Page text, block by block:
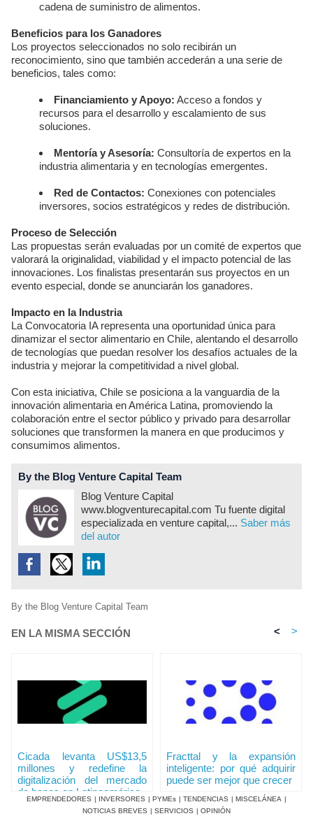
cadena de suministro de alimentos.
Beneficios para los Ganadores
Los proyectos seleccionados no solo recibirán un
reconocimiento, sino que también accederán a una serie de
beneficios, tales como:
Financiamiento y Apoyo: Acceso a fondos y
recursos para el desarrollo y escalamiento de sus
soluciones.
Mentoría y Asesoría: Consultoría de expertos en la
industria alimentaria y en tecnologías emergentes.
Red de Contactos: Conexiones con potenciales
inversores, socios estratégicos y redes de distribución.
Proceso de Selección
Las propuestas serán evaluadas por un comité de expertos que
valorará la originalidad, viabilidad y el impacto potencial de las
innovaciones. Los finalistas presentarán sus proyectos en un
evento especial, donde se anunciarán los ganadores.
Impacto en la Industria
La Convocatoria IA representa una oportunidad única para
dinamizar el sector alimentario en Chile, alentando el desarrollo
de tecnologías que puedan resolver los desafíos actuales de la
industria y mejorar la competitividad a nivel global.
Con esta iniciativa, Chile se posiciona a la vanguardia de la
innovación alimentaria en América Latina, promoviendo la
colaboración entre el sector público y privado para desarrollar
soluciones que transformen la manera en que producimos y
consumimos alimentos.
By the Blog Venture Capital Team
Blog Venture Capital
www.blogventurecapital.com Tu fuente digital
especializada en venture capital,... Saber más
del autor
By the Blog Venture Capital Team
EN LA MISMA SECCIÓN < >
Cicada levanta US$13,5
millones y redefine la
digitalización del mercado
de bonos en Latinoamérica
Fracttal y la expansión
inteligente: por qué adquirir
puede ser mejor que crecer
EMPRENDEDORES | INVERSORES | PYMEs | TENDENCIAS | MISCELÁNEA |
NOTICIAS BREVES | SERVICIOS | OPINIÓN